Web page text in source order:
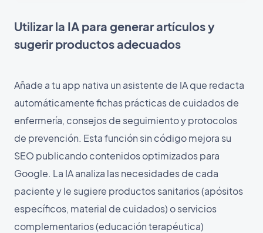
Utilizar la IA para generar artículos y
sugerir productos adecuados
Añade a tu app nativa un asistente de IA que redacta
automáticamente fichas prácticas de cuidados de
enfermería, consejos de seguimiento y protocolos
de prevención. Esta función sin código mejora su
SEO publicando contenidos optimizados para
Google. La IA analiza las necesidades de cada
paciente y le sugiere productos sanitarios (apósitos
específicos, material de cuidados) o servicios
complementarios (educación terapéutica)